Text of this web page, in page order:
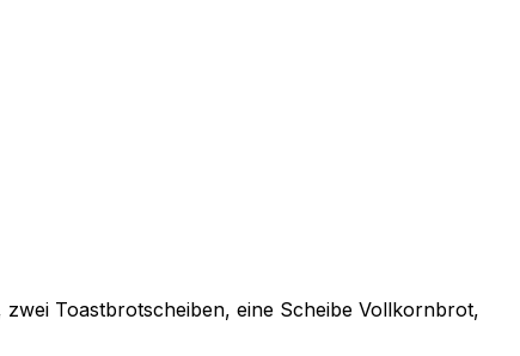
Toastbrotscheiben, eine Scheibe Vollkornbrot,